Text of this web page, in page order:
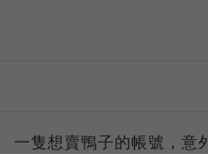
一隻想賣鴨子的帳號，意